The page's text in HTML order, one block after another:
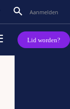
Aanmelden
Lid worden?